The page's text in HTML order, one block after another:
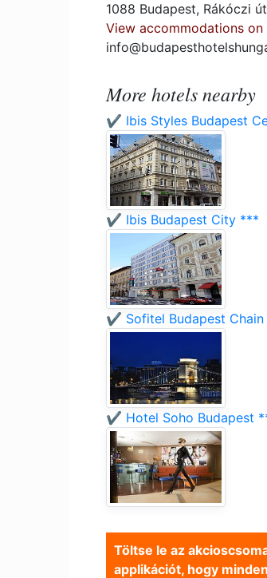
1088 Budapest, Rákóczi
View accommodations on
More hotels nearby
✔️ Ibis Styles Budapest
✔️ Ibis Budapest City ***
✔️ Sofitel Budapest
✔️ Hotel Soho Budapest
Töltse le az
applikációt, hogy